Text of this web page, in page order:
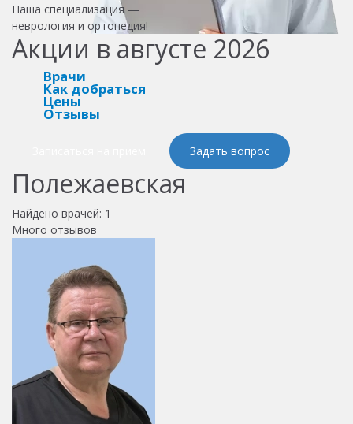
Наша специализация —
неврология и ортопедия!
Акции в августе 2026
Врачи
Как добраться
Цены
Отзывы
Задать вопрос
Полежаевская
Найдено врачей: 1
Много отзывов